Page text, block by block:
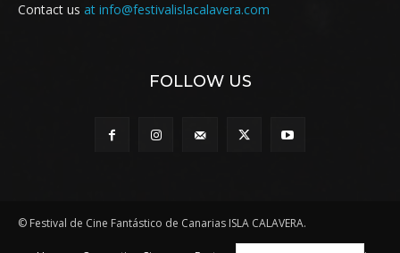
Contact us at info@festivalislacalavera.com
FOLLOW US
© Festival de Cine Fantástico de Canarias ISLA CALAVERA.